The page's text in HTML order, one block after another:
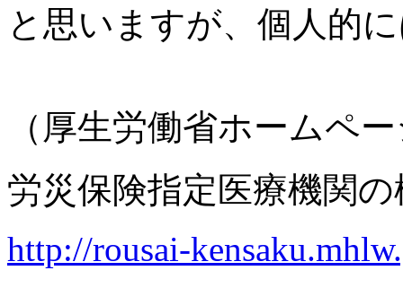
と思いますが、個人的
（厚生労働省ホームペ
労災保険指定医療機関の
http://rousai-